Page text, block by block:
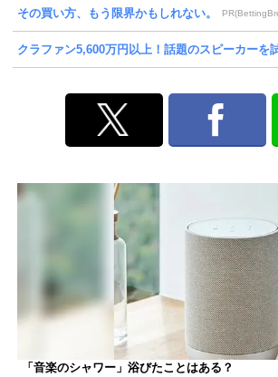
その買い方、もう限界かもしれない。
クラファン5,600万円以上！話題のスピーカーを
「音楽のシャワー」浴びたことはある？